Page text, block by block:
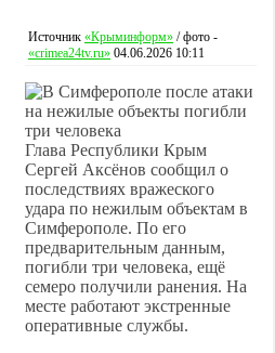
Источник «Крыминформ» / фото -
«crimea24tv.ru» 04.06.2026 10:11
Глава Республики Крым
Сергей Аксёнов сообщил о
последствиях вражеского
удара по нежилым объектам в
Симферополе. По его
предварительным данным,
погибли три человека, ещё
семеро получили ранения. На
месте работают экстренные
оперативные службы.